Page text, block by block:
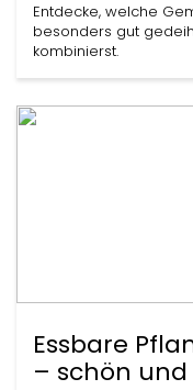
Entdecke, welche
besonders gut
kombinierst.
Essbare
– schön